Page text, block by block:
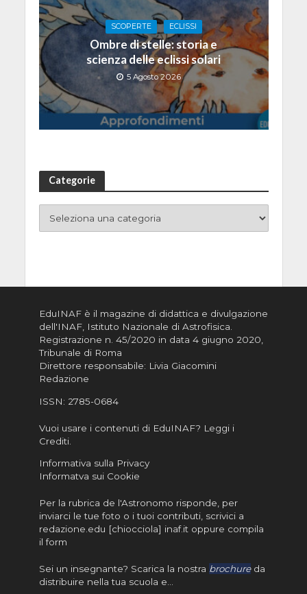
SCOPERTE ECLISSI
Ombre di stelle: storia e
scienza delle eclissi solari
5 Agosto 2026
Categorie
EduINAF è il magazine di didattica e divulgazione
dell'INAF, Istituto Nazionale di Astrofisica.
Registrazione n. 45/2020 in data 4 giugno 2020,
Tribunale di Roma
Direttore responsabile: Livia Giacomini
Redazione
ISSN: 2785-0684
Vuoi usare i contenuti di EduINAF? Leggi i
Crediti.
Informativa sulla Privacy
Informatva sui Cookie
Per la rubrica de l'Astronomo risponde, per
inviarci le tue foto o i tuoi contributi, scrivici a
redazione.edu [chiocciola] inaf.it oppure compila
il form
Sei un insegnante? Scarica la nostra brochureda
distribuire nella tua scuola e…